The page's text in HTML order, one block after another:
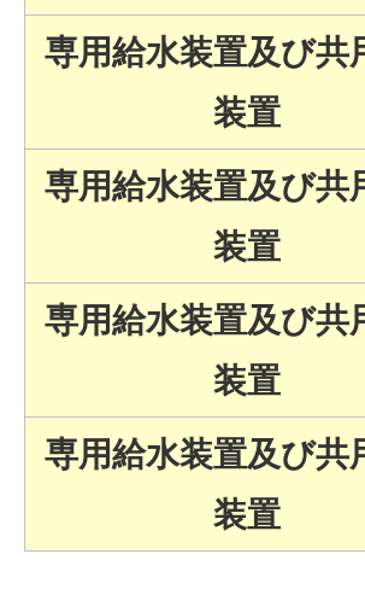
専用給水装置及び共
装置
専用給水装置及び共
装置
専用給水装置及び共
装置
専用給水装置及び共
装置